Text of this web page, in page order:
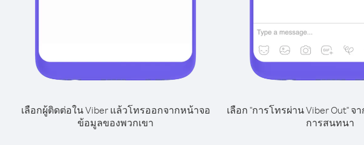
เลือกผู้ติดต่อใน Viber แล้วโทรออกจากหน้าจอ
ข้อมูลของพวกเขา
เลือก "การโทรผ่าน Viber Out" จ
การสนทนา